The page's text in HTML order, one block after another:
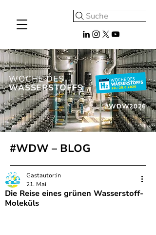
Suche
WOCHE DES
WASSERSTOFFS
#WDW2026
#WDW – BLOG
Die Reise eines grünen Wasserstoff-
Moleküls
Gastautor:in
21. Mai